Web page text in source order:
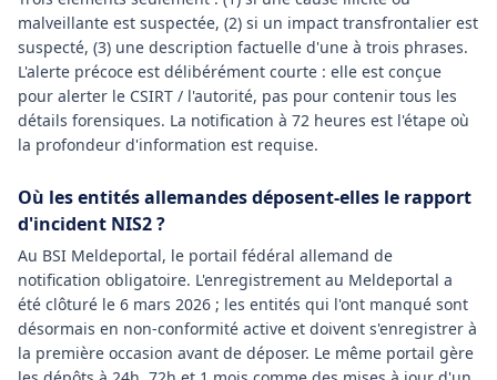
malveillante est suspectée, (2) si un impact transfrontalier est
suspecté, (3) une description factuelle d'une à trois phrases.
L'alerte précoce est délibérément courte : elle est conçue
pour alerter le CSIRT / l'autorité, pas pour contenir tous les
détails forensiques. La notification à 72 heures est l'étape où
la profondeur d'information est requise.
Où les entités allemandes déposent-elles le rapport
d'incident NIS2 ?
Au BSI Meldeportal, le portail fédéral allemand de
notification obligatoire. L'enregistrement au Meldeportal a
été clôturé le 6 mars 2026 ; les entités qui l'ont manqué sont
désormais en non-conformité active et doivent s'enregistrer à
la première occasion avant de déposer. Le même portail gère